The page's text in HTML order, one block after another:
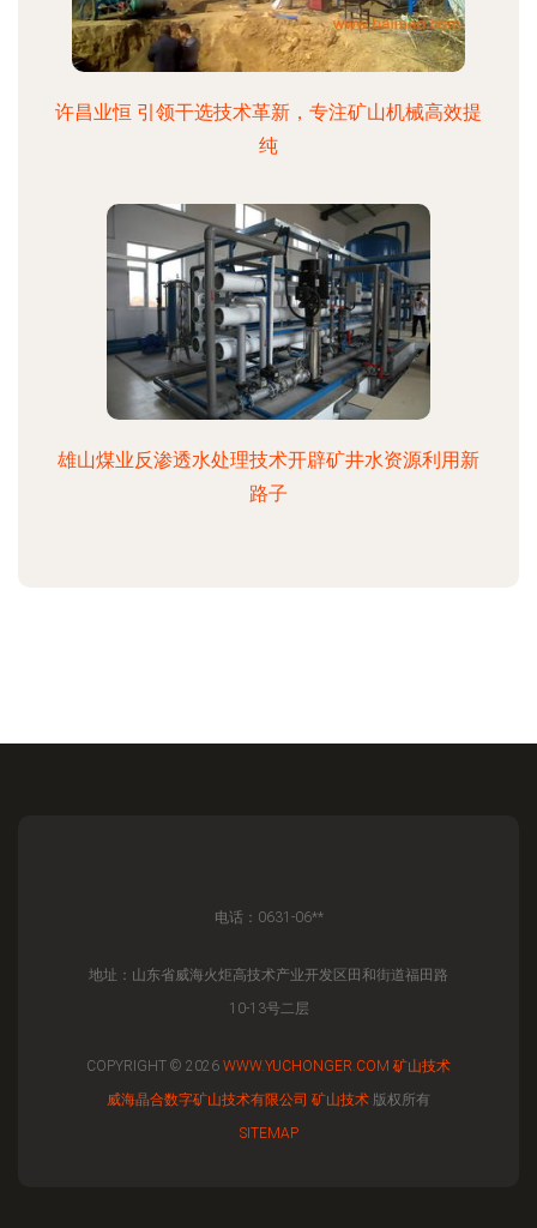
许昌业恒 引领干选技术革新，专注矿山机械高效提
纯
雄山煤业反渗透水处理技术开辟矿井水资源利用新
路子
电话：0631-06**
地址：山东省威海火炬高技术产业开发区田和街道福田路
10-13号二层
COPYRIGHT © 2026 WWW.YUCHONGER.COM 矿山技术
威海晶合数字矿山技术有限公司 矿山技术 版权所有
SITEMAP